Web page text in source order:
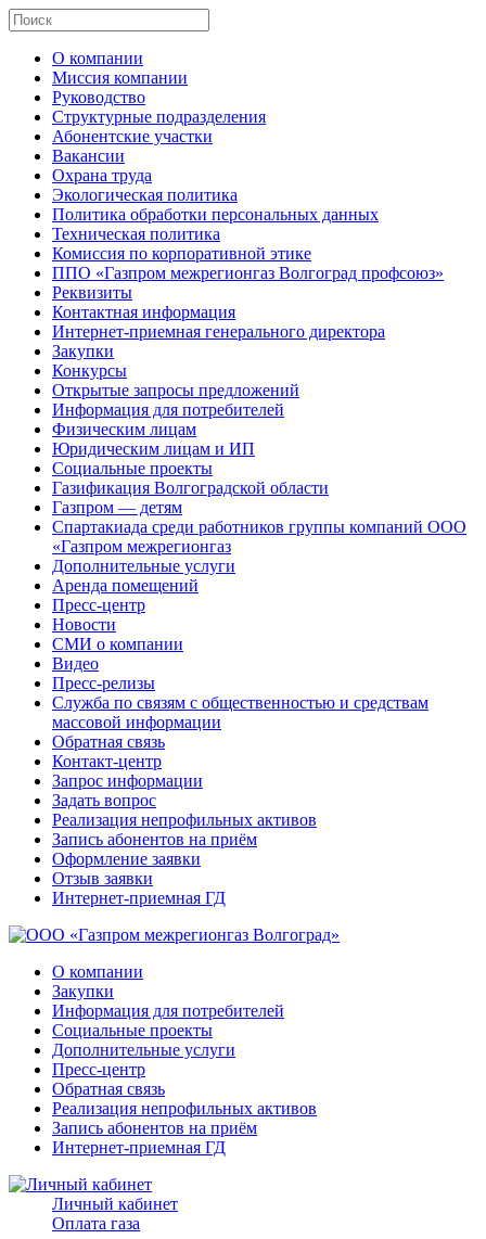
О компании
Миссия компании
Руководство
Структурные подразделения
Абонентские участки
Вакансии
Охрана труда
Экологическая политика
Политика обработки персональных данных
Техническая политика
Комиссия по корпоративной этике
ППО «Газпром межрегионгаз Волгоград профсоюз»
Реквизиты
Контактная информация
Интернет-приемная генерального директора
Закупки
Конкурсы
Открытые запросы предложений
Информация для потребителей
Физическим лицам
Юридическим лицам и ИП
Социальные проекты
Газификация Волгоградской области
Газпром — детям
Спартакиада среди работников группы компаний ООО
«Газпром межрегионгаз
Дополнительные услуги
Аренда помещений
Пресс-центр
Новости
СМИ о компании
Видео
Пресс-релизы
Служба по связям с общественностью и средствам
массовой информации
Обратная связь
Контакт-центр
Запрос информации
Задать вопрос
Реализация непрофильных активов
Запись абонентов на приём
Оформление заявки
Отзыв заявки
Интернет-приемная ГД
О компании
Закупки
Информация для потребителей
Социальные проекты
Дополнительные услуги
Пресс-центр
Обратная связь
Реализация непрофильных активов
Запись абонентов на приём
Интернет-приемная ГД
Личный кабинет
Оплата газа